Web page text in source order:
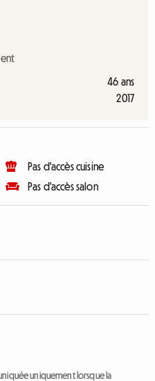
46 ans
2017
Pas d'accès cuisine
Pas d'accès salon
uniquement lorsque la